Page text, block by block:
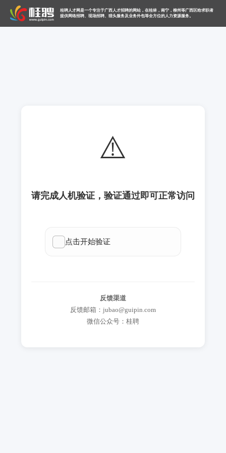
桂聘人才网是一个专注于广西人才招聘的网站，在桂林，南宁，柳州等广西区给求职者
提供网络招聘、现场招聘、猎头服务及业务外包等全方位的人力资源服务。
⚠️
请完成人机验证，验证通过即可正常访问
反馈渠道
反馈邮箱：jubao@guipin.com
微信公众号：桂聘